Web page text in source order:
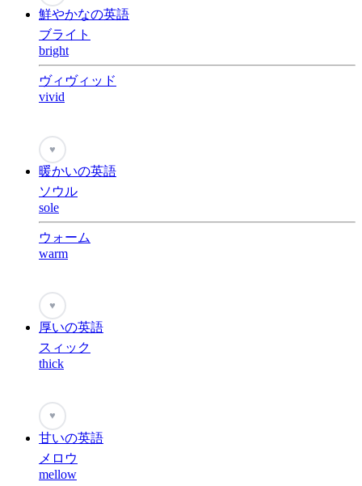
鮮やかなの英語
ブライト
bright
ヴィヴィッド
vivid
♥
暖かいの英語
ソウル
sole
ウォーム
warm
♥
厚いの英語
スィック
thick
♥
甘いの英語
メロウ
mellow